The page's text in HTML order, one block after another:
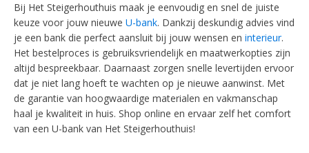
Bij Het Steigerhouthuis maak je eenvoudig en snel de juiste
keuze voor jouw nieuwe U-bank. Dankzij deskundig advies vind
je een bank die perfect aansluit bij jouw wensen en interieur.
Het bestelproces is gebruiksvriendelijk en maatwerkopties zijn
altijd bespreekbaar. Daarnaast zorgen snelle levertijden ervoor
dat je niet lang hoeft te wachten op je nieuwe aanwinst. Met
de garantie van hoogwaardige materialen en vakmanschap
haal je kwaliteit in huis. Shop online en ervaar zelf het comfort
van een U-bank van Het Steigerhouthuis!